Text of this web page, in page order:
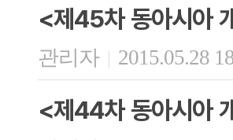
<제45차 동아시아
관리자 | 2015.05.28
<제44차 동아시아